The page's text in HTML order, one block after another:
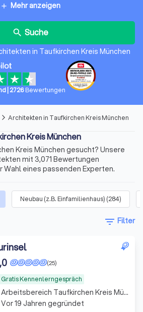
add Mehr anzeigen
search Suche
in Taufkirchen Kreis München
2726Bewertungen
arrow_forward_ios Architekten in Taufkirchen Kreis München
Kreis München
Kreis München gesucht? Unsere
mit 3,071 Bewertungen
eines passenden Experten.
Neubau (z.B. Einfamilienhaus) (284)
filter_list Filter
Gratis Kennenlerngespräch
(25)
Arbeitsbereich Taufkirchen Kreis München
Vor 19 Jahren gegründet